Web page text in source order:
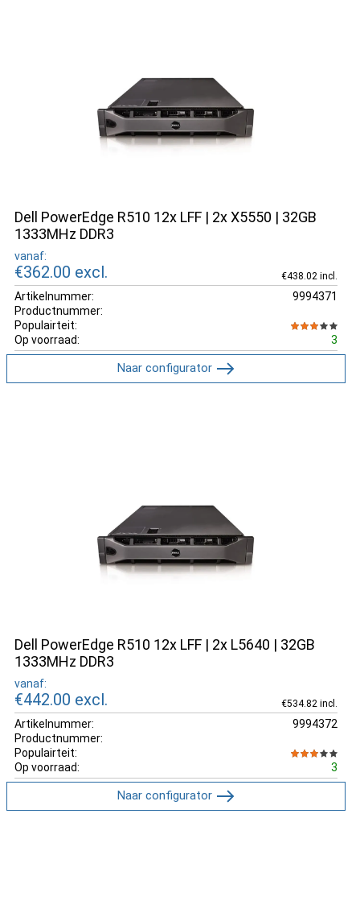
Dell PowerEdge R510 12x LFF | 2x X5550 | 32GB
1333MHz DDR3
vanaf:
€362.00 excl. €438.02 incl.
Artikelnummer:
9994371
Productnummer:
Populairteit:
Op voorraad:
3
Naar configurator
Dell PowerEdge R510 12x LFF | 2x L5640 | 32GB
1333MHz DDR3
vanaf:
€442.00 excl. €534.82 incl.
Artikelnummer:
9994372
Productnummer:
Populairteit:
Op voorraad:
3
Naar configurator